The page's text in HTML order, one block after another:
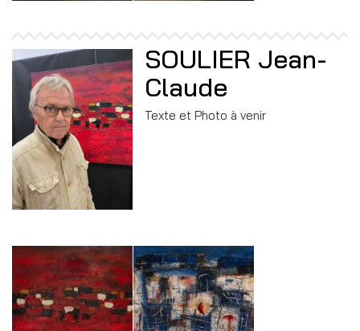
SOULIER Jean-
Claude
Texte et Photo à venir